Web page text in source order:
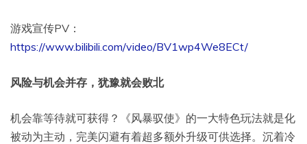
游戏宣传PV：
https://www.bilibili.com/video/BV1wp4We8ECt/
风险与机会并存，犹豫就会败北
机会靠等待就可获得？《风暴驭使》的一大特色玩法就是化
被动为主动，完美闪避有着超多额外升级可供选择。沉着冷